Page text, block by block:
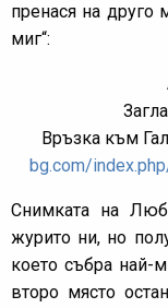
пренася на друго
миг“:
Връзка към
bg.com/
Снимката на
журито ни, но
което събра най-
второ място